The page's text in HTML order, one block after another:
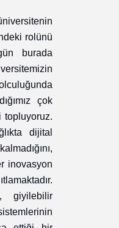
rolünü
burada
çok
topluyoruz.
dijital
inovasyon
giyilebilir